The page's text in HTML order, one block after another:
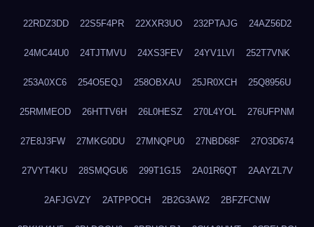
22RDZ3DD 22S5F4PR 22XXR3UO 232PTAJG 24AZ56D2
24MC44U0 24TJTMVU 24XS3FEV 24YV1LVI 252T7VNK
253A0XC6 254O5EQJ 258OBXAU 25JR0XCH 25Q8956U
25RMMEOD 26HTTV6H 26L0HESZ 270L4YOL 276UFPNM
27E8J3FW 27MKG0DU 27MNQPU0 27NBD68F 27O3D674
27VYT4KU 28SMQGU6 299T1G15 2A01R6QT 2AAYZL7V
2AFJGVZY 2ATPPOCH 2B2G3AW2 2BFZFCNW